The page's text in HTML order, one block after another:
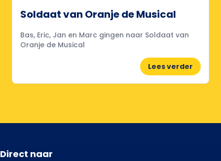
Soldaat van Oranje de Musical
Bas, Eric, Jan en Marc gingen naar Soldaat van
Oranje de Musical
Lees verder
Direct naar